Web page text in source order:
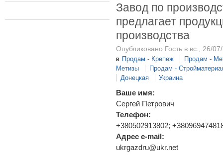
Завод по
предлагает
производства
Опубликовано Гость в вс., 26/
в Продам - Крепеж
Продам -
Метизы
Продам -
Донецкая
Украина
Ваше имя:
Сергей Петрович
Телефон:
+380502913802;
Адрес e-mail:
ukrgazdru@ukr.net